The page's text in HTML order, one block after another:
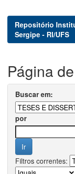
Repositório
Sergipe - RI/UFS
Página
Buscar em:
por
Filtros correntes: